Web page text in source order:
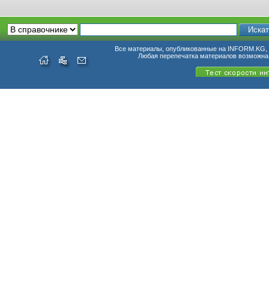
Все материалы, опубликованные на INFORM.KG,
Любая перепечатка материалов